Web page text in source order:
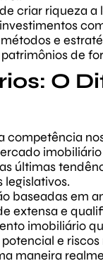
criar riqueza a
e
de
O
competência
últimas
baseadas em
extensa e
imobiliário
e riscos
maneira